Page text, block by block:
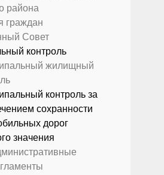
района
граждан
Совет
контроль
жилищный
контроль за
сохранности
дорог
значения